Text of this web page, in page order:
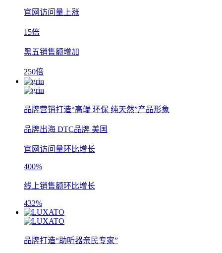
官网访问量上涨
15倍
黑五销售额增加
250倍
品牌营销打造“高端 环保 纯天然”产品形象
品牌出海 DTC品牌 美国
官网访问量环比增长
400%
线上销售额环比增长
432%
品牌打造“助听器亲民专家”